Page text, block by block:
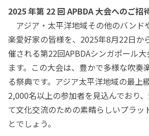
2025 年第 22 回 APBDA 大会へのご招
アジア・太平洋地域その他のバンド
楽愛好家の皆様を、2025年8月22日か
催される第22回APBDAシンガポール
ます。この大会は、豊かで多様な吹奏
る祭典です。アジア太平洋地域の最上
2,000名以上の参加者を見込んでおり
て文化交流のための素晴らしいプラッ
とでしょう。